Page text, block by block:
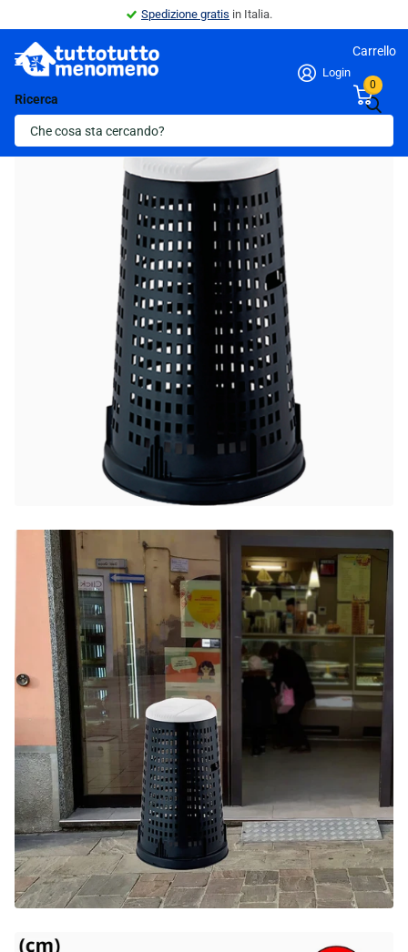
Spedizione gratis in Italia.
Ricerca
Login
Carrello
0
Indietro